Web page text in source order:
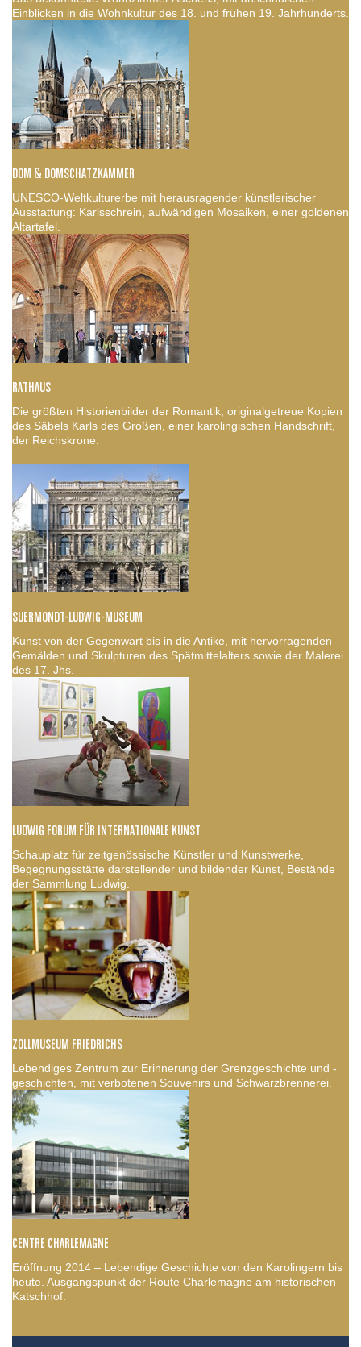
Einblicken in die Wohnkultur des 18. und frühen 19. Jahrhunderts.
DOM & DOMSCHATZKAMMER
UNESCO-Weltkulturerbe mit herausragender künstlerischer
Ausstattung: Karlsschrein, aufwändigen Mosaiken, einer goldenen
Altartafel.
RATHAUS
Die größten Historienbilder der Romantik, originalgetreue Kopien
des Säbels Karls des Großen, einer karolingischen Handschrift,
der Reichskrone.
SUERMONDT-LUDWIG-MUSEUM
Kunst von der Gegenwart bis in die Antike, mit hervorragenden
Gemälden und Skulpturen des Spätmittelalters sowie der Malerei
des 17. Jhs.
LUDWIG FORUM FÜR INTERNATIONALE KUNST
Schauplatz für zeitgenössische Künstler und Kunstwerke,
Begegnungsstätte darstellender und bildender Kunst, Bestände
der Sammlung Ludwig.
ZOLLMUSEUM FRIEDRICHS
Lebendiges Zentrum zur Erinnerung der Grenzgeschichte und -
geschichten, mit verbotenen Souvenirs und Schwarzbrennerei.
CENTRE CHARLEMAGNE
Eröffnung 2014 – Lebendige Geschichte von den Karolingern bis
heute. Ausgangspunkt der Route Charlemagne am historischen
Katschhof.